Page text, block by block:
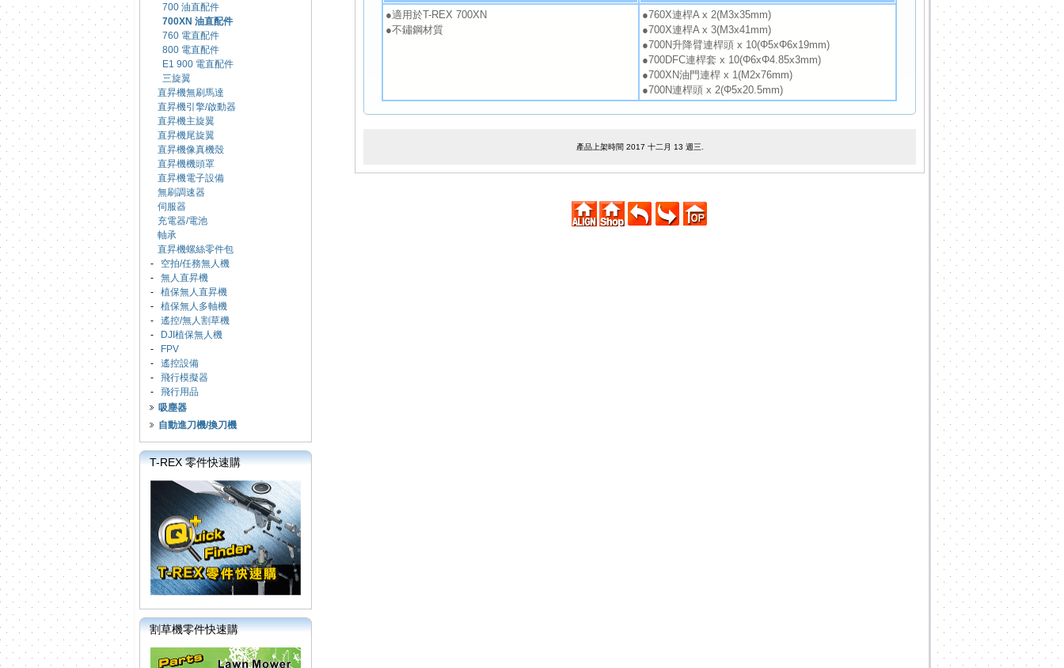
700 油直配件
700XN 油直配件
760 電直配件
800 電直配件
E1 900 電直配件
三旋翼
直昇機無刷馬達
直昇機引擎/啟動器
直昇機主旋翼
直昇機尾旋翼
直昇機像真機殼
直昇機機頭罩
直昇機電子設備
無刷調速器
伺服器
充電器/電池
軸承
直昇機螺絲零件包
- 空拍/任務無人機
- 無人直昇機
- 植保無人直昇機
- 植保無人多軸機
- 遙控/無人割草機
-
DJI植保無人機
-
FPV
- 遙控設備
- 飛行模擬器
- 飛行用品
吸塵器
自動進刀機/換刀機
T-REX 零件快速購
割草機零件快速購
●適用於T-REX 700XN
●不鏽鋼材質
●760X連桿A x 2(M3x35mm)
●700X連桿A x 3(M3x41mm)
●700N升降臂連桿頭 x 10(Φ5xΦ6x19mm)
●700DFC連桿套 x 10(Φ6xΦ4.85x3mm)
●700XN油門連桿 x 1(M2x76mm)
●700N連桿頭 x 2(Φ5x20.5mm)
產品上架時間 2017 十二月 13 週三.